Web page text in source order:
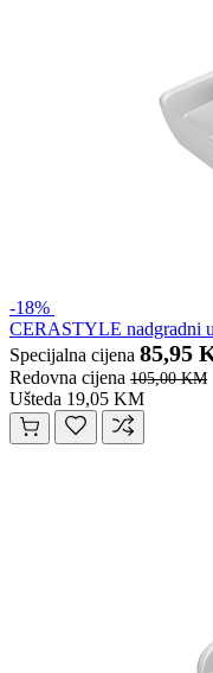
-18%
CERASTYLE nadgradni
Specijalna cijena 85,95
Redovna cijena 105,00 KM
Ušteda 19,05 KM